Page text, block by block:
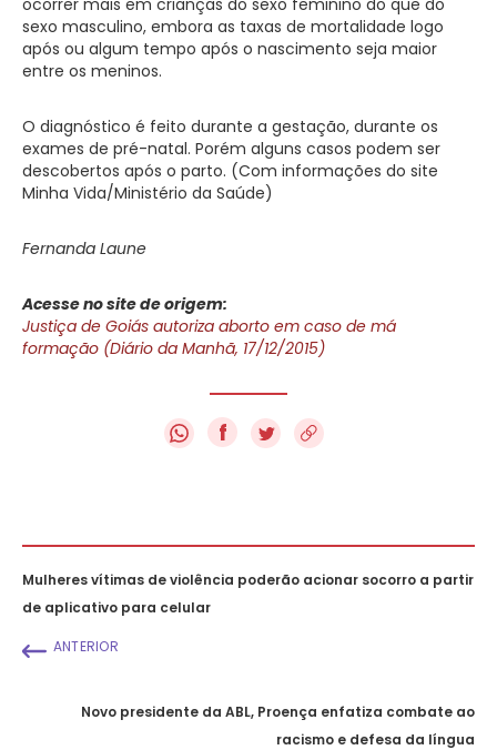
sexo masculino, embora as taxas de mortalidade logo
após ou algum tempo após o nascimento seja maior
entre os meninos.
O diagnóstico é feito durante a gestação, durante os
exames de pré-natal. Porém alguns casos podem ser
descobertos após o parto. (Com informações do site
Minha Vida/Ministério da Saúde)
Fernanda Laune
Acesse no site de origem:
Justiça de Goiás autoriza aborto em caso de má
formação (Diário da Manhã, 17/12/2015)
f
Mulheres vítimas de violência poderão acionar socorro a partir
de aplicativo para celular
ANTERIOR
Novo presidente da ABL, Proença enfatiza combate ao
racismo e defesa da língua